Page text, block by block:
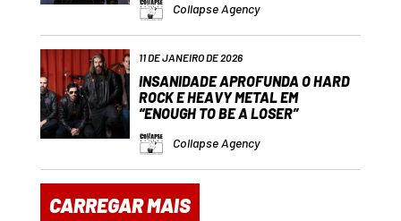
Collapse Agency
11 DE JANEIRO DE 2026
INSANIDADE APROFUNDA O HARD
ROCK E HEAVY METAL EM
“ENOUGH TO BE A LOSER”
Collapse Agency
CARREGAR MAIS